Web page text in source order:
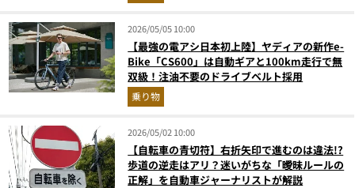
2026/05/05 10:00
【最強の電アシ日本初上陸】ヤディアの新作e-
Bike「CS600」は自動ギアと100km走行で無
双級！注油不要のドライブベルト採用
乗り物
2026/05/02 10:00
【自転車の青切符】右折矢印で進むのは違法!?
歩道の逆走はアリ？迷いがちな「曖昧ルールの
正解」を自動車ジャーナリストが解説